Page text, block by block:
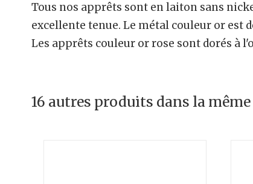
Tous nos apprêts sont en laiton sans
excellente tenue. Le métal couleur or est
Les apprêts couleur or rose sont dorés à
16 autres produits dans la